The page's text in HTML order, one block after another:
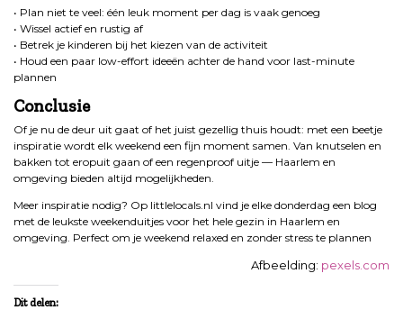
• Plan niet te veel: één leuk moment per dag is vaak genoeg
• Wissel actief en rustig af
• Betrek je kinderen bij het kiezen van de activiteit
• Houd een paar low-effort ideeën achter de hand voor last-minute
plannen
Conclusie
Of je nu de deur uit gaat of het juist gezellig thuis houdt: met een beetje
inspiratie wordt elk weekend een fijn moment samen. Van knutselen en
bakken tot eropuit gaan of een regenproof uitje — Haarlem en
omgeving bieden altijd mogelijkheden.
Meer inspiratie nodig? Op littlelocals.nl vind je elke donderdag een blog
met de leukste weekenduitjes voor het hele gezin in Haarlem en
omgeving. Perfect om je weekend relaxed en zonder stress te plannen
Afbeelding: pexels.com
Dit delen: